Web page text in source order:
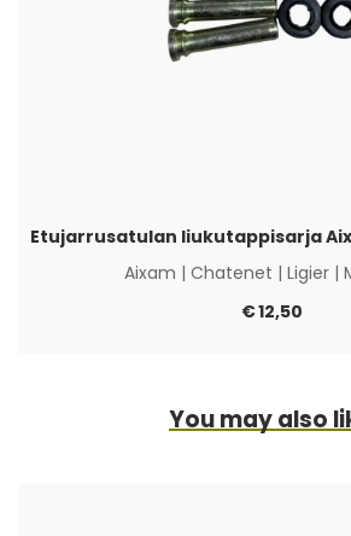
Aixam | Chatenet | Ligier|
€12,50
You may also